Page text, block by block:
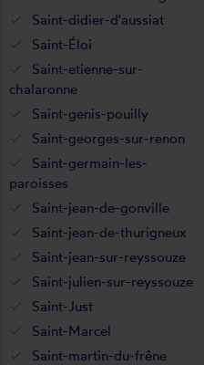
Saint-didier-d'aussiat
Saint-Éloi
Saint-etienne-sur-
chalaronne
Saint-genis-pouilly
Saint-georges-sur-renon
Saint-germain-les-
paroisses
Saint-jean-de-gonville
Saint-jean-de-thurigneux
Saint-jean-sur-reyssouze
Saint-julien-sur-reyssouze
Saint-Just
Saint-Marcel
Saint-martin-du-frêne